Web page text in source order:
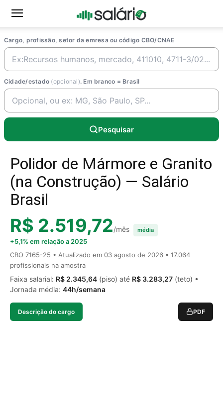
Cargo, profissão, setor da emresa ou código CBO/CNAE
Cidade/estado (opcional). Em branco = Brasil
Pesquisar
Polidor de Mármore e Granito
(na Construção) — Salário
Brasil
R$ 2.519,72/mês média
+5,1% em relação a 2025
CBO 7165-25 • Atualizado em 03 agosto de 2026 • 17.064
profissionais na amostra
Faixa salarial: R$ 2.345,64 (piso) até R$ 3.283,27 (teto) •
Jornada média: 44h/semana
Descrição do cargo PDF